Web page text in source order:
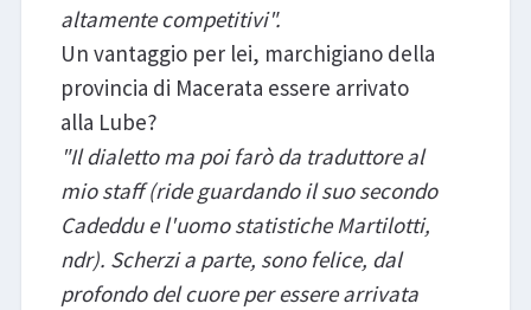
altamente competitivi".
Un vantaggio per lei, marchigiano della
provincia di Macerata essere arrivato
alla Lube?
"Il dialetto ma poi farò da traduttore al
mio staff (ride guardando il suo secondo
Cadeddu e l'uomo statistiche Martilotti,
ndr). Scherzi a parte, sono felice, dal
profondo del cuore per essere arrivata